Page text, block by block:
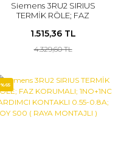
Siemens 3RU2 SIRIUS
TERMİK RÖLE; FAZ
YARDIMCI KONTAKLI 0.7-
1A; BOY S00 ( RAYA
MONTAJLI )
1.515,36 TL
4.329,60 TL
%65